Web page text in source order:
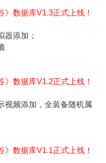
》数据库V1.3正式上线！
器添加；
》数据库V1.2正式上线！
视频添加，全装备随机属
》数据库V1.1正式上线！